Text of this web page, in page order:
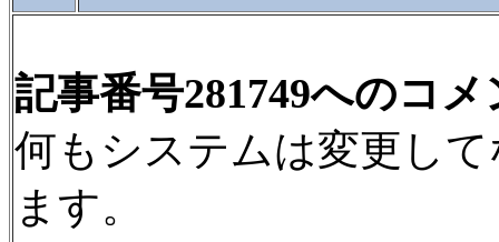
記事番号281749へのコメ
何もシステムは変更し
ます。